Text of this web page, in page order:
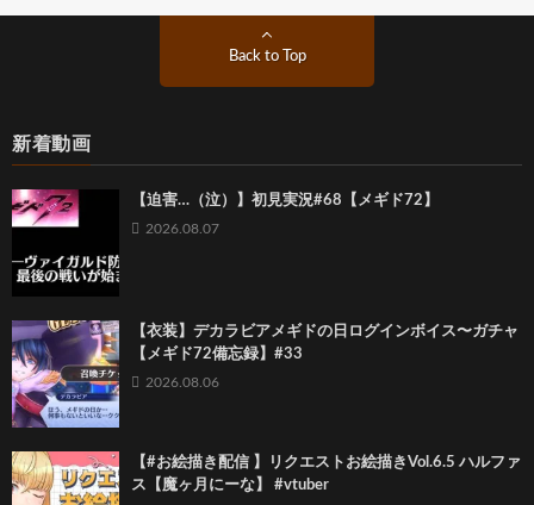
Back to Top
新着動画
【迫害…（泣）】初見実況#68【メギド72】
2026.08.07
【衣装】デカラビアメギドの日ログインボイス〜ガチャ
【メギド72備忘録】#33
2026.08.06
【#お絵描き配信 】リクエストお絵描きVol.6.5 ハルファ
ス【魔ヶ月にーな】 #vtuber